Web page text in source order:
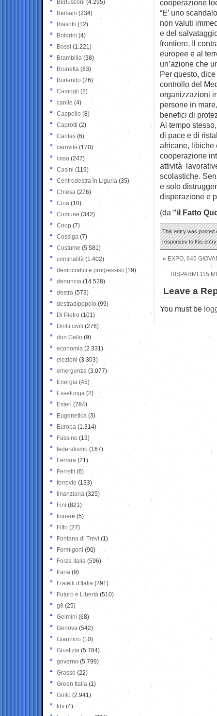
cooperazione
“E’ uno
non valuti
e del
frontiere. Il
europee e al
un’azione che
Per questo,
controllo del
organizzazioni
persone in
benefici di
Al tempo
di pace e di
africane, libiche
cooperazione
attività
scolastiche.
e solo
disperazione e
(da “il Fatto
This entry was posted
responses to this
« EXPO, 645
RISPARMI 115
Leave a
You must be
Berlusconi (4.295)
Bersani (234)
Biasotti (12)
Boldrini (4)
Bossi (1.221)
Brambilla (38)
Brunetta (83)
Burlando (26)
Camogli (2)
canile (4)
Cappello (8)
Caprotti (2)
Caritas (6)
carovita (170)
casa (247)
Casini (119)
Centrodestra in Liguria (35)
Chiesa (276)
Cina (10)
Comune (342)
Coop (7)
Cossiga (7)
Costume (5.581)
criminalità (1.402)
democratici e progressisti (19)
denuncia (14.528)
destra (573)
destradipopolo (99)
Di Pietro (101)
Diritti civili (276)
don Gallo (9)
economia (2.331)
elezioni (3.303)
emergenza (3.077)
Energia (45)
Esselunga (2)
Esteri (784)
Eugenetica (3)
Europa (1.314)
Fassino (13)
federalismo (167)
Ferrara (21)
Ferretti (6)
ferrovie (133)
finanziaria (325)
Fini (821)
fioriere (5)
Fitto (27)
Fontana di Trevi (1)
Formigoni (90)
Forza Italia (596)
frana (9)
Fratelli d'Italia (291)
Futuro e Libertà (510)
g8 (25)
Gelmini (68)
Genova (542)
Giannino (10)
Giustizia (5.784)
governo (5.799)
Grasso (22)
Green Italia (1)
Grillo (2.941)
Idv (4)